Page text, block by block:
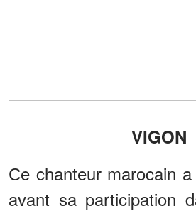
VIGON
Сe chanteur marocain
avant sa participation